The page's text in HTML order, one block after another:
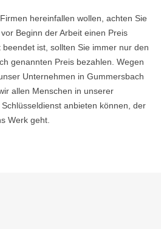
hereinfallen wollen, achten Sie
Beginn der Arbeit einen Preis
ist, sollten Sie immer nur den
genannten Preis bezahlen. Wegen
Unternehmen in Gummersbach
allen Menschen in unserer
anbieten können, der
Werk geht.